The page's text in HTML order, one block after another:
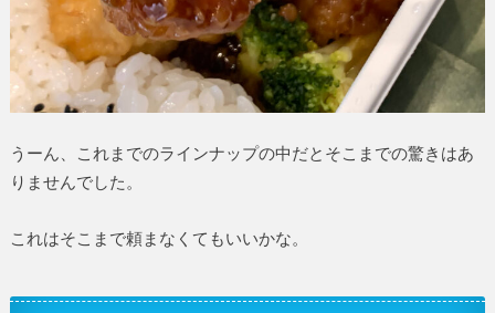
うーん、これまでのラインナップの中だとそこまでの驚きはあ
りませんでした。
これはそこまで頼まなくてもいいかな。